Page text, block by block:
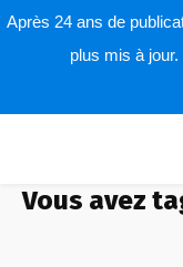
Après 24 ans de
plus mis à
Vous avez